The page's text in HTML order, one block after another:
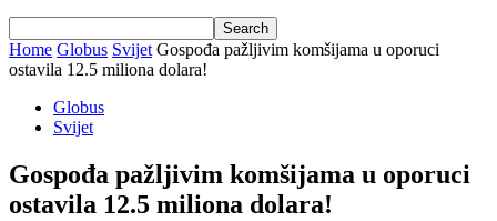
Home Globus Svijet Gospođa pažljivim komšijama u oporuci
ostavila 12.5 miliona dolara!
Globus
Svijet
Gospođa pažljivim komšijama u oporuci
ostavila 12.5 miliona dolara!